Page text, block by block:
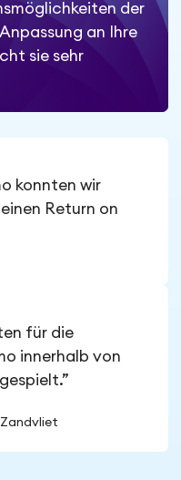
der
an Ihre
sie sehr
konnten wir
Return on
für die
innerhalb von